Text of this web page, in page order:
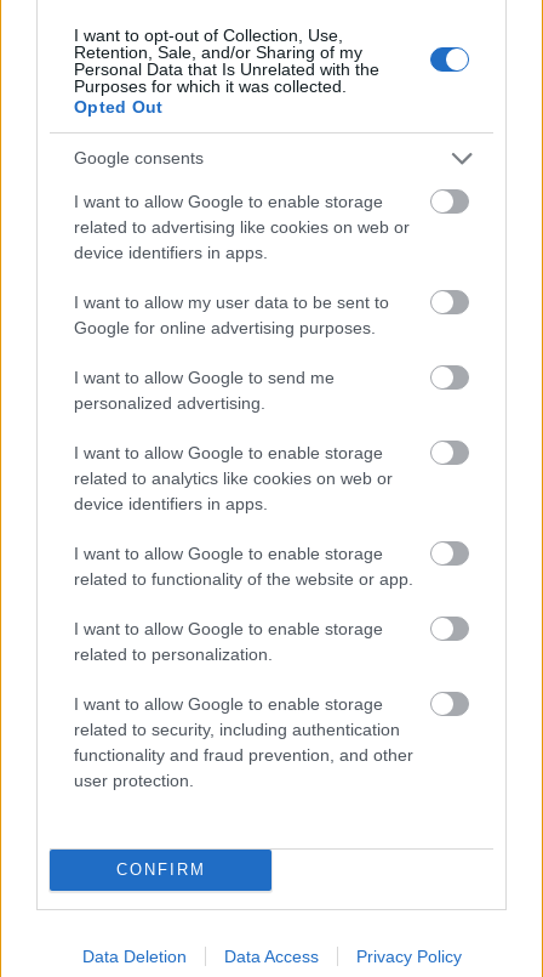
I want to opt-out of Collection, Use,
Retention, Sale, and/or Sharing of my
Personal Data that Is Unrelated with the
Purposes for which it was collected.
Opted Out
Google consents
I want to allow Google to enable storage
related to advertising like cookies on web or
device identifiers in apps.
I want to allow my user data to be sent to
Google for online advertising purposes.
I want to allow Google to send me
personalized advertising.
I want to allow Google to enable storage
related to analytics like cookies on web or
device identifiers in apps.
I want to allow Google to enable storage
related to functionality of the website or app.
I want to allow Google to enable storage
related to personalization.
I want to allow Google to enable storage
related to security, including authentication
functionality and fraud prevention, and other
user protection.
CONFIRM
Data Deletion Data Access Privacy Policy
3. Διακόσμηση με λαστιχάκια